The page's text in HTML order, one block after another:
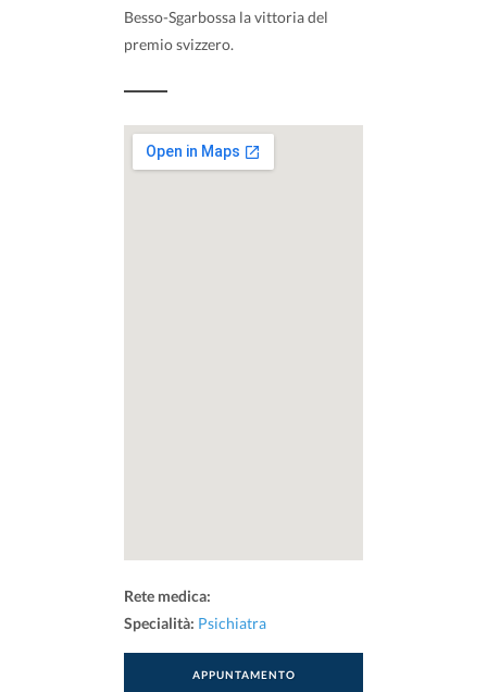
Besso-Sgarbossa la vittoria del
premio svizzero.
Rete medica:
Specialità: Psichiatra
APPUNTAMENTO